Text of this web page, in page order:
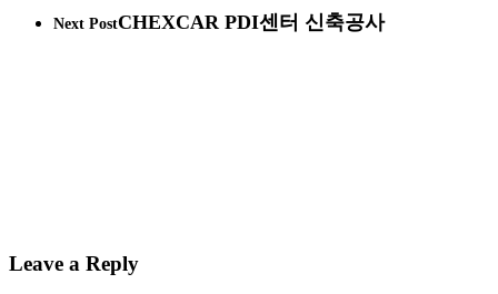
Next PostCHEXCAR PDI센터 신축공사
Leave a Reply